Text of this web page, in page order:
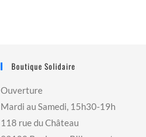
Boutique Solidaire
Ouverture
Mardi au Samedi, 15h30-19h
118 rue du Château